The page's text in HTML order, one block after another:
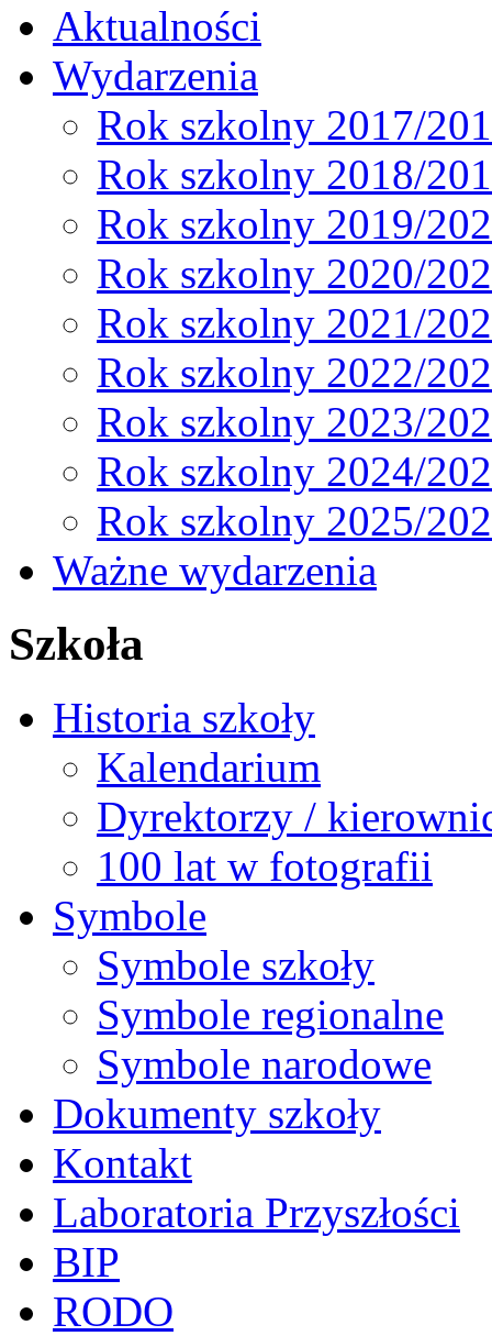
Aktualności
Wydarzenia
Rok szkolny 2017/
Rok szkolny 2018/
Rok szkolny 2019/
Rok szkolny 2020/
Rok szkolny 2021/
Rok szkolny 2022/
Rok szkolny 2023/
Rok szkolny 2024/
Rok szkolny 2025/
Ważne wydarzenia
Szkoła
Historia szkoły
Kalendarium
Dyrektorzy /
100 lat w fotografii
Symbole
Symbole szkoły
Symbole regionalne
Symbole narodowe
Dokumenty szkoły
Kontakt
Laboratoria Przyszłości
BIP
RODO